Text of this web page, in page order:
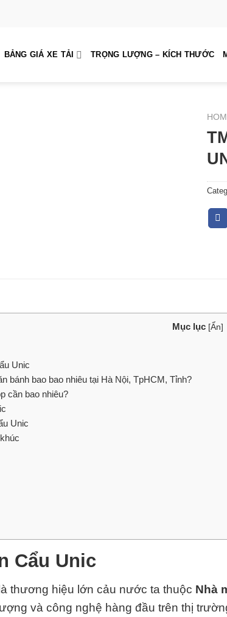
BẢNG GIÁ XE TẢI TRỌNG LƯỢNG – KÍCH THƯỚC
Mục lục [Ẩn]
Unic
bánh bao bao nhiêu tại Hà Nội, TpHCM, Tỉnh?
cần bao nhiêu?
Unic
Cẩu Unic
thương hiệu lớn cảu nước ta thuộc Nhà
và công nghệ hàng đầu trên thị